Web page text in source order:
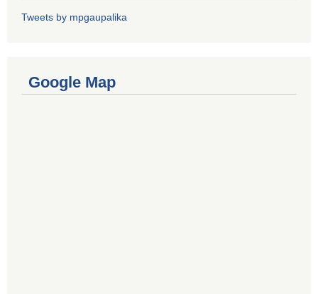
Tweets by mpgaupalika
Google Map